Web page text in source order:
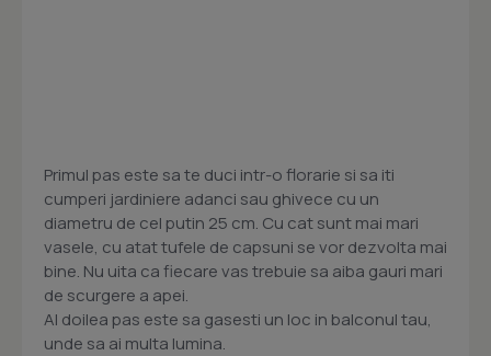
Primul pas este sa te duci intr-o florarie si sa iti
cumperi jardiniere adanci sau ghivece cu un
diametru de cel putin 25 cm. Cu cat sunt mai mari
vasele, cu atat tufele de capsuni se vor dezvolta mai
bine. Nu uita ca fiecare vas trebuie sa aiba gauri mari
de scurgere a apei.
Al doilea pas este sa gasesti un loc in balconul tau,
unde sa ai multa lumina.